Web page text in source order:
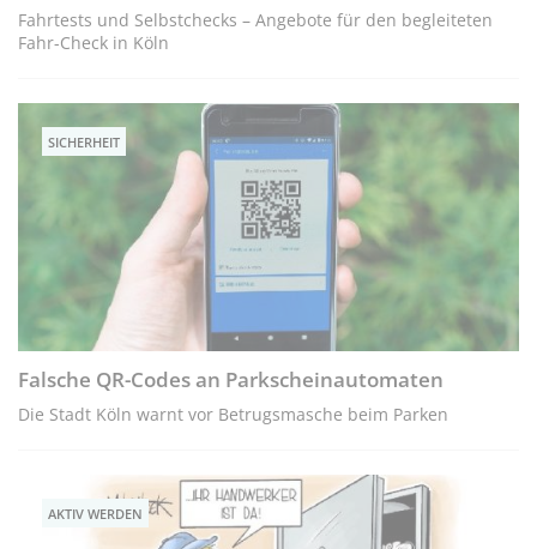
Fahrtests und Selbstchecks – Angebote für den begleiteten
Fahr-Check in Köln
SICHERHEIT
Falsche QR-Codes an Parkscheinautomaten
Die Stadt Köln warnt vor Betrugsmasche beim Parken
AKTIV WERDEN